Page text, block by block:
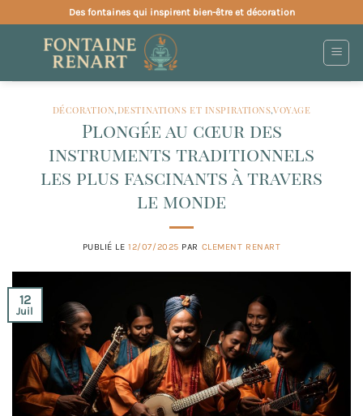
au
contenu
Des fontaines qui inspirent bien-être et décoration
DÉCORATION,DESTINATIONS ET INSPIRATIONS,VOYAGE
Plongée au cœur des
instruments traditionnels
les plus fascinants à travers
le monde
PUBLIÉ LE12/07/2025 PAR CLEMENT RENART
12
Juil